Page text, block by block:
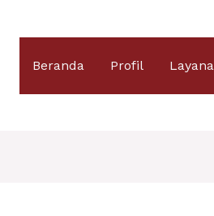
Beranda Profil